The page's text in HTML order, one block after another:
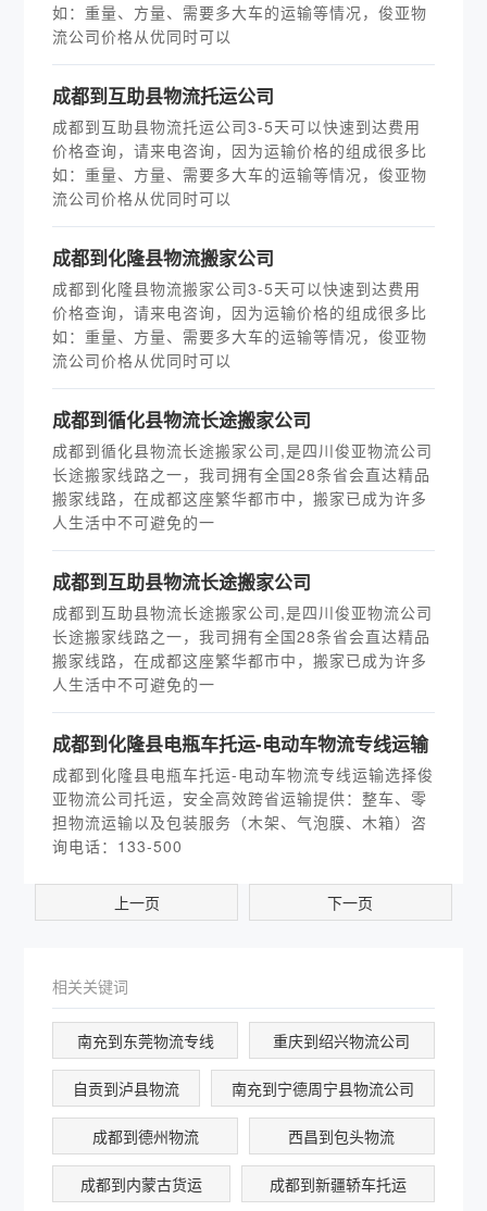
如：重量、方量、需要多大车的运输等情况，俊亚物
流公司价格从优同时可以
成都到互助县物流托运公司
成都到互助县物流托运公司3-5天可以快速到达费用
价格查询，请来电咨询，因为运输价格的组成很多比
如：重量、方量、需要多大车的运输等情况，俊亚物
流公司价格从优同时可以
成都到化隆县物流搬家公司
成都到化隆县物流搬家公司3-5天可以快速到达费用
价格查询，请来电咨询，因为运输价格的组成很多比
如：重量、方量、需要多大车的运输等情况，俊亚物
流公司价格从优同时可以
​成都到循化县物流长途搬家公司
成都到循化县物流长途搬家公司,是四川俊亚物流公司
长途搬家线路之一，我司拥有全国28条省会直达精品
搬家线路，在成都这座繁华都市中，搬家已成为许多
人生活中不可避免的一
​成都到互助县物流长途搬家公司
成都到互助县物流长途搬家公司,是四川俊亚物流公司
长途搬家线路之一，我司拥有全国28条省会直达精品
搬家线路，在成都这座繁华都市中，搬家已成为许多
人生活中不可避免的一
成都到化隆县电瓶车托运-电动车物流专线运输
成都到化隆县电瓶车托运-电动车物流专线运输选择俊
亚物流公司托运，安全高效跨省运输提供：整车、零
担物流运输以及包装服务（木架、气泡膜、木箱）咨
询电话：133-500
上一页 下一页
相关关键词
南充到东莞物流专线 重庆到绍兴物流公司
自贡到泸县物流 南充到宁德周宁县物流公司
成都到德州物流 西昌到包头物流
成都到内蒙古货运 成都到新疆轿车托运